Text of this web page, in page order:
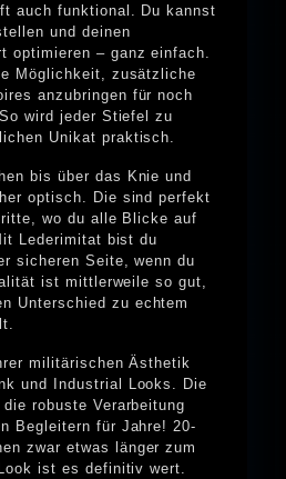
auch funktional. Du kannst
und deinen
optimieren – ganz einfach.
Möglichkeit, zusätzliche
anzubringen für noch
wird jeder Stiefel zu
Unikat praktisch.
bis über das Knie und
optisch. Die sind perfekt
wo du alle Blicke auf
Lederimitat bist du
sicheren Seite, wenn du
ist mittlerweile so gut,
Unterschied zu echtem
militärischen Ästhetik
und Industrial Looks. Die
robuste Verarbeitung
Begleitern für Jahre! 20-
zwar etwas länger zum
ist es definitiv wert.